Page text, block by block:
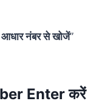
नंबर से खोजें”
Enter करें